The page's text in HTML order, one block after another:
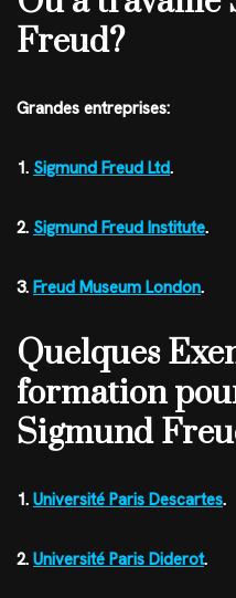
Freud?
Grandes entreprises:
1. Sigmund Freud Ltd.
2. Sigmund Freud Institute.
3. Freud Museum London.
Quelques
formation
Sigmund
1. Université Paris Descartes.
2. Université Paris Diderot.